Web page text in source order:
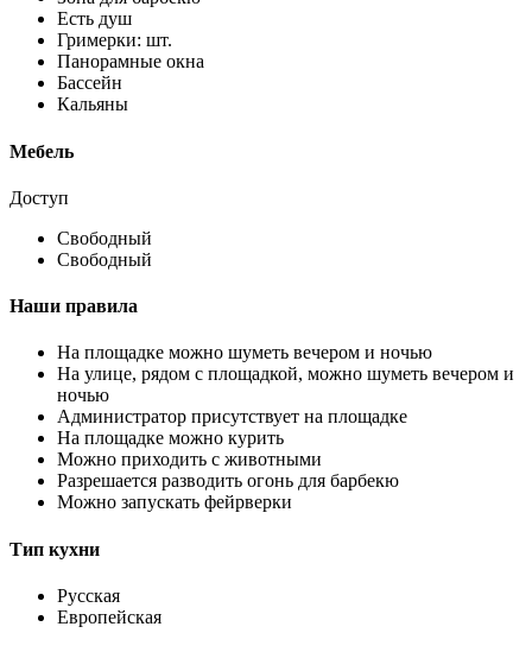
Есть душ
Гримерки: шт.
Панорамные окна
Бассейн
Кальяны
Мебель
Доступ
Свободный
Свободный
Наши правила
На площадке можно шуметь вечером и ночью
На улице, рядом с площадкой, можно шуметь вечером и
ночью
Администратор присутствует на площадке
На площадке можно курить
Можно приходить с животными
Разрешается разводить огонь для барбекю
Можно запускать фейрверки
Тип кухни
Русская
Европейская